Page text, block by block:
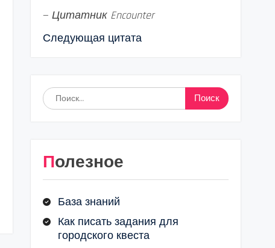
— Цитатник Encounter
Следующая цитата
Найти:
Полезное
База знаний
Как писать задания для
городского квеста